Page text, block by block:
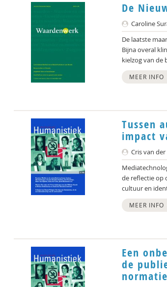
De
Caroline
De laatste
Bijna overal
kielzog van de
MEER INFO
Tussen
impact
Cris van
de reflectie op
cultuur en
MEER INFO
Een
de